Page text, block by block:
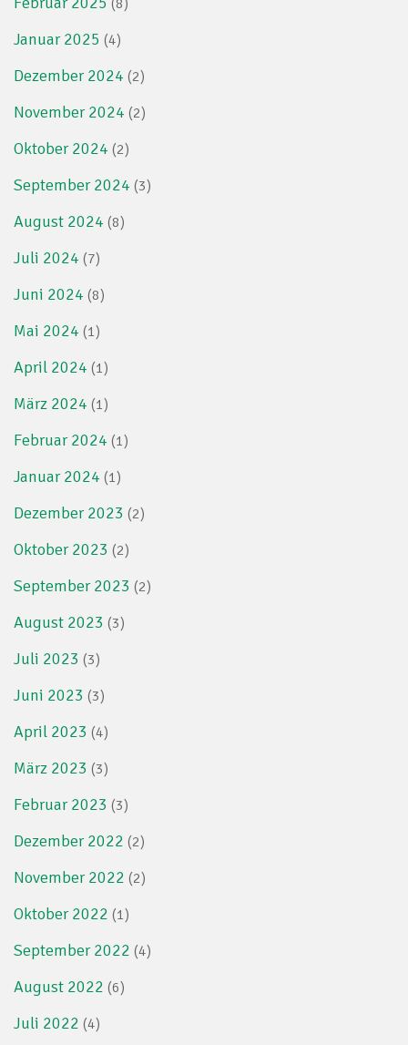
(8)
Januar 2025 (4)
Dezember 2024 (2)
November 2024 (2)
Oktober 2024 (2)
September 2024 (3)
August 2024 (8)
Juli 2024 (7)
Juni 2024 (8)
Mai 2024 (1)
April 2024 (1)
März 2024 (1)
Februar 2024 (1)
Januar 2024 (1)
Dezember 2023 (2)
Oktober 2023 (2)
September 2023 (2)
August 2023 (3)
Juli 2023 (3)
Juni 2023 (3)
April 2023 (4)
März 2023 (3)
Februar 2023 (3)
Dezember 2022 (2)
November 2022 (2)
Oktober 2022 (1)
September 2022 (4)
August 2022 (6)
Juli 2022 (4)